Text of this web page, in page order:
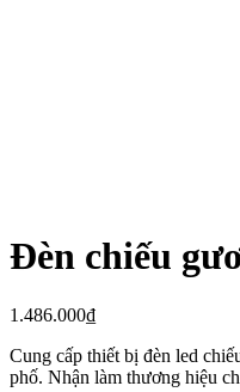
Đèn chiếu
1.486.000₫
Cung cấp thiết bị đèn led
phố. Nhận làm thương hiệu